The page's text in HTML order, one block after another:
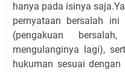
hanya pada isinya
pernyataan bersalah
(pengakuan
mengulanginya lagi),
hukuman sesuai